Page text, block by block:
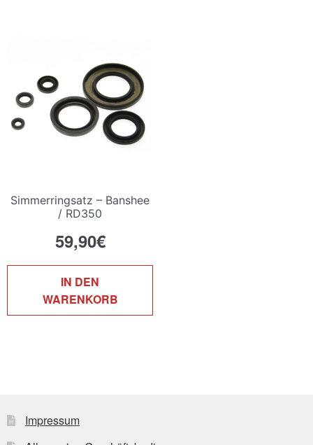
Simmerringsatz – Banshee
/ RD350
59,90€
IN DEN
WARENKORB
Impressum